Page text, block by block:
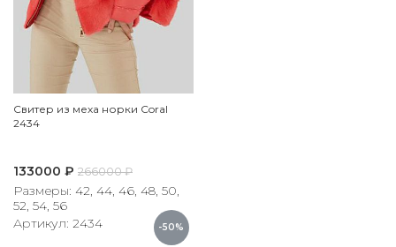
-50%
Свитер из меха норки Coral
2434
133000 ₽ 266000₽
Размеры: 42, 44, 46, 48, 50,
52, 54, 56
Артикул: 2434